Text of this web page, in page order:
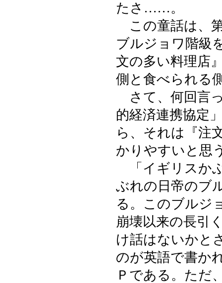
たさ……。
この童話は、
ブルジョワ階級
文の多い料理店
側と食べられる
さて、何回言
的経済連携協定
ら、それは『注
かりやすいと思
「イギリスか
ぶれの日帝のブ
る。このブルジ
崩壊以来の長引
け話はないかと
のが英語で書か
Ｐである。ただ